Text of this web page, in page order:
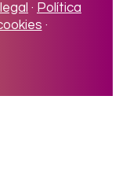
· Política
·